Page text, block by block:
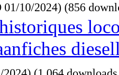
01/10/2024) (856